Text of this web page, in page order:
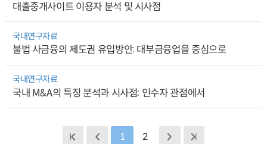
대출중개사이트 이용자 분석 및 시사점
국내연구자료
불법 사금융의 제도권 유입방안: 대부금융업을 중심으로
국내연구자료
국내 M&A의 특징 분석과 시사점: 인수자 관점에서
1 2